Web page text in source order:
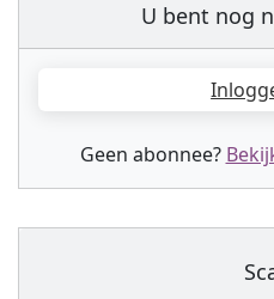
U bent nog
Geen abonnee?